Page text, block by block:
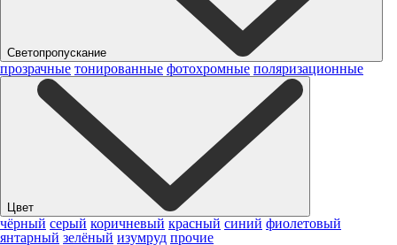
Светопропускание
прозрачные тонированные фотохромные поляризационные
Цвет
чёрный серый коричневый красный синий фиолетовый
янтарный зелёный изумруд прочие